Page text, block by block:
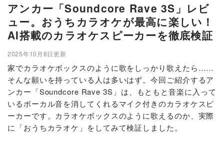
アンカー「Soundcore Rave 3S」レビ
ュー。おうちカラオケが最高に楽しい！
AI搭載のカラオケスピーカーを徹底検証
2025年10月8日更新
家でカラオケボックスのように歌をしっかり歌えたら……
そんな願いを持っている人は多いはず。今回ご紹介するア
ンカー「Soundcore Rave 3S」は、もともと音楽に入って
いるボーカル音を消してくれるマイク付きのカラオケスピ
ーカーです。カラオケボックスのように歌えるのか、実際
に「おうちカラオケ」をしてみて検証しました。